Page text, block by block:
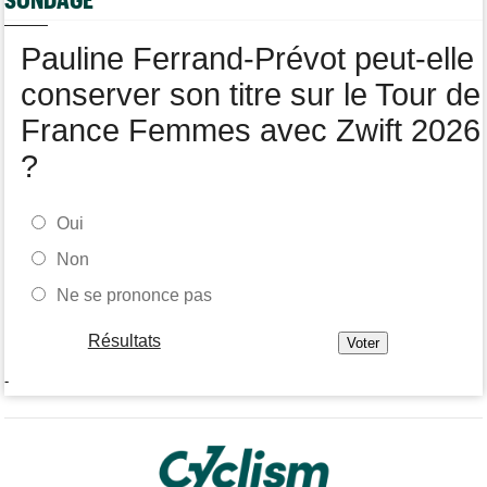
Pauline Ferrand-Prévot peut-elle
conserver son titre sur le Tour de
France Femmes avec Zwift 2026
?
Oui
Non
Ne se prononce pas
Résultats
-